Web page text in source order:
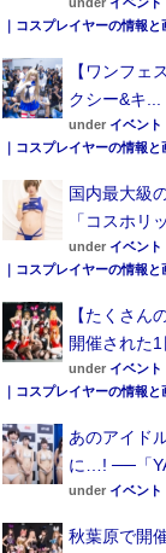
｜コスプレイヤーの情報
【ワンフェ
クシー&キ...
under イベント
｜コスプレイヤーの情報
国内最大級
「コスホリ
under イベント
｜コスプレイヤーの情報
【たくさん
開催された1
under イベント
｜コスプレイヤーの情報
あのアイド
に…! ──「
under イベント
秋葉原で開